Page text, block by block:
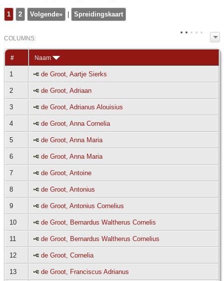
1 2 Volgende» Spreidingskaart
COLUMN S:
# Naam
1 de Groot, Aartje Sierks
2 de Groot, Adriaan
3 de Groot, Adrianus Alouisius
4 de Groot, Anna Cornelia
5 de Groot, Anna Maria
6 de Groot, Anna Maria
7 de Groot, Antoine
8 de Groot, Antonius
9 de Groot, Antonius Cornelius
10 de Groot, Bernardus Waltherus Cornelis
11 de Groot, Bernardus Waltherus Cornelius
12 de Groot, Cornelia
13 de Groot, Franciscus Adrianus